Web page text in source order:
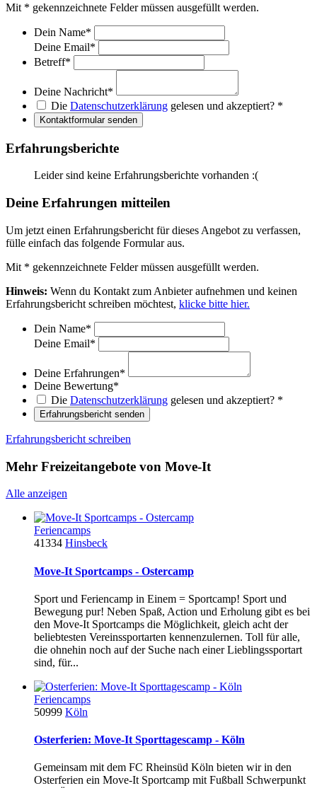
Mit * gekennzeichnete Felder müssen ausgefüllt werden.
Dein Name*
Deine Email*
Betreff*
Deine Nachricht*
Die Datenschutzerklärung gelesen und akzeptiert? *
Kontaktformular senden
Erfahrungsberichte
Leider sind keine Erfahrungsberichte vorhanden :(
Deine Erfahrungen mitteilen
Um jetzt einen Erfahrungsbericht für dieses Angebot zu verfassen,
fülle einfach das folgende Formular aus.
Mit * gekennzeichnete Felder müssen ausgefüllt werden.
Hinweis: Wenn du Kontakt zum Anbieter aufnehmen und keinen
Erfahrungsbericht schreiben möchtest, klicke bitte hier.
Dein Name*
Deine Email*
Deine Erfahrungen*
Deine Bewertung*
Die Datenschutzerklärung gelesen und akzeptiert? *
Erfahrungsbericht senden
Erfahrungsbericht schreiben
Mehr Freizeitangebote von Move-It
Alle anzeigen
Feriencamps
41334 Hinsbeck
Move-It Sportcamps - Ostercamp
Sport und Feriencamp in Einem = Sportcamp! Sport und
Bewegung pur! Neben Spaß, Action und Erholung gibt es bei
den Move-It Sportcamps die Möglichkeit, gleich acht der
beliebtesten Vereinssportarten kennenzulernen. Toll für alle,
die ohnehin noch auf der Suche nach einer Lieblingssportart
sind, für...
Feriencamps
50999 Köln
Osterferien: Move-It Sporttagescamp - Köln
Gemeinsam mit dem FC Rheinsüd Köln bieten wir in den
Osterferien ein Move-It Sportcamp mit Fußball Schwerpunkt